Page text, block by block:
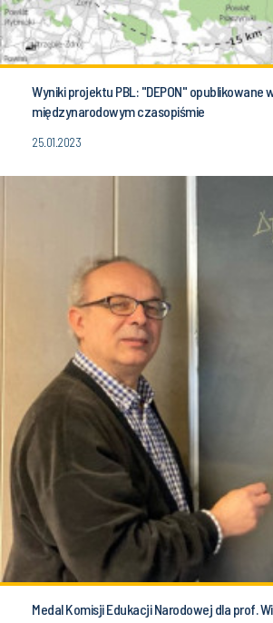
Wyniki projektu PBL: "DEPON" opublikowane
międzynarodowym czasopiśmie
25.01.2023
Medal Komisji Edukacji Narodowej dla prof.